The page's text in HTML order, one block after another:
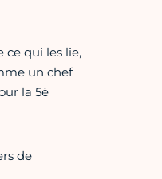
qui les lie,
un chef
la 5è
de